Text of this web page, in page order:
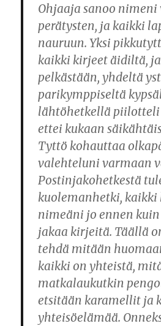
Ohjaaja sanoo
perätysten, ja kaikki
nauruun. Yksi
kaikki kirjeet äidiltä,
pelkästään, yhdeltä
parikymppiseltä
lähtöhetkellä piilotteli
ettei kukaan
Tyttö kohauttaa
valehteluni varmaan
Postinjakohetkestä
kuolemanhetki, kaikki
nimeäni jo ennen
jakaa kirjeitä. Täällä
tehdä mitään
kaikki on yhteistä,
matkalaukutkin
etsitään karamellit ja
yhteisöelämää.